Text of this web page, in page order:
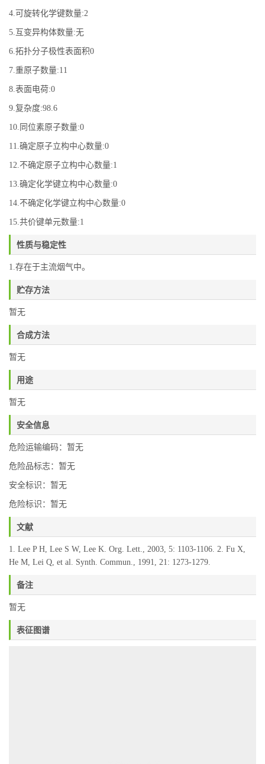
4.可旋转化学键数量:2
5.互变异构体数量:无
6.拓扑分子极性表面积0
7.重原子数量:11
8.表面电荷:0
9.复杂度:98.6
10.同位素原子数量:0
11.确定原子立构中心数量:0
12.不确定原子立构中心数量:1
13.确定化学键立构中心数量:0
14.不确定化学键立构中心数量:0
15.共价键单元数量:1
性质与稳定性
1.存在于主流烟气中。
贮存方法
暂无
合成方法
暂无
用途
暂无
安全信息
危险运输编码：暂无
危险品标志：暂无
安全标识：暂无
危险标识：暂无
文献
1. Lee P H, Lee S W, Lee K. Org. Lett., 2003, 5: 1103-1106. 2. Fu X,
He M, Lei Q, et al. Synth. Commun., 1991, 21: 1273-1279.
备注
暂无
表征图谱